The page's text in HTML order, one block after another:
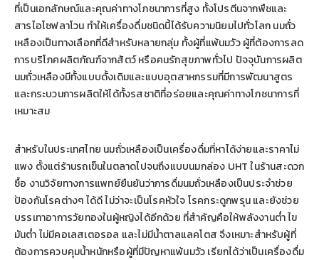
ที่เป็นเอกลักษณ์และคุณค่าทางโภชนาการที่สูง ทั้งโปรตีนจากพืชและ
สารไอโซฟลาโวน ทำให้เครื่องดื่มชนิดนี้ได้รับความนิยมไปทั่วโลก นมถั่ว
เหลืองเป็นทางเลือกที่ดีสำหรับหลายกลุ่ม ทั้งผู้ที่แพ้นมวัว ผู้ที่ต้องการลด
การบริโภคผลิตภัณฑ์จากสัตว์ หรือคนรักสุขภาพทั่วไป ปัจจุบันการผลิต
นมถั่วเหลืองมีทั้งแบบดั้งเดิมและแบบอุตสาหกรรมที่มีการพัฒนาสูตร
และกระบวนการผลิตให้ได้ทั้งรสชาติที่อร่อยและคุณค่าทางโภชนาการที่
เหมาะสม
สำหรับในประเทศไทย นมถั่วเหลืองเป็นเครื่องดื่มที่หาได้ง่ายและราคาไม่
แพง ตั้งแต่ร้านรถเข็นในตลาดไปจนถึงแบบนมกล่อง UHT ในร้านสะดวก
ซื้อ งานวิจัยทางการแพทย์ยืนยันว่าการดื่มนมถั่วเหลืองเป็นประจำช่วย
ป้องกันโรคต่างๆ ได้ดี ไม่ว่าจะเป็นโรคหัวใจ โรคกระดูกพรุน และยังช่วย
บรรเทาอาการวัยทองในผู้หญิงได้อีกด้วย ที่สำคัญคือให้พลังงานต่ำ ไข
มันต่ำ ไม่มีคอเลสเตอรอล และไม่มีน้ำตาลแลคโตส จึงเหมาะสำหรับผู้ที่
ต้องการควบคุมน้ำหนักหรือผู้ที่มีปัญหาแพ้นมวัว เรียกได้ว่าเป็นเครื่องดื่ม